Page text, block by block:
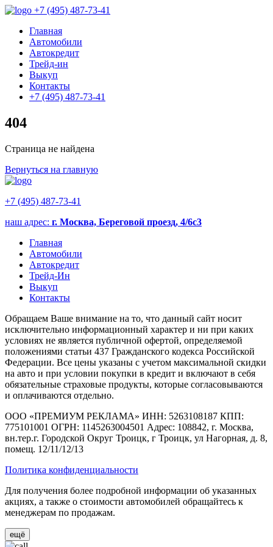
+7 (495) 487-73-41
Главная
Автомобили
Автокредит
Трейд-ин
Выкуп
Контакты
+7 (495) 487-73-41
404
Страница не найдена
Вернуться на главную
+7 (495) 487-73-41
наш адрес: г. Москва, Береговой проезд, 4/6с3
Главная
Автомобили
Автокредит
Трейд-Ин
Выкуп
Контакты
Обращаем Ваше внимание на то, что данный сайт носит
исключительно информационный характер и ни при каких
условиях не является публичной офертой, определяемой
положениями статьи 437 Гражданского кодекса Российской
Федерации. Все цены указаны с учетом максимальной скидки
на авто и при условии покупки в кредит и включают в себя
обязательные страховые продукты, которые согласовываются
и оплачиваются отдельно.
ООО «ПРЕМИУМ РЕКЛАМА» ИНН: 5263108187 КПП:
775101001 ОГРН: 1145263004501 Адрес: 108842, г. Москва,
вн.тер.г. Городской Округ Троицк, г Троицк, ул Нагорная, д. 8,
помещ. 12/11/12/13
Политика конфиденциальности
Для получения более подробной информации об указанных
акциях, а также о стоимости автомобилей обращайтесь к
менеджерам по продажам.
ещё